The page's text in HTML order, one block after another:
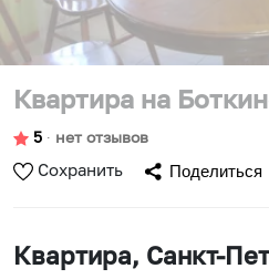
Квартира на
5 ∙ нет отзывов
Сохранить Поделиться
Квартира, Санкт-